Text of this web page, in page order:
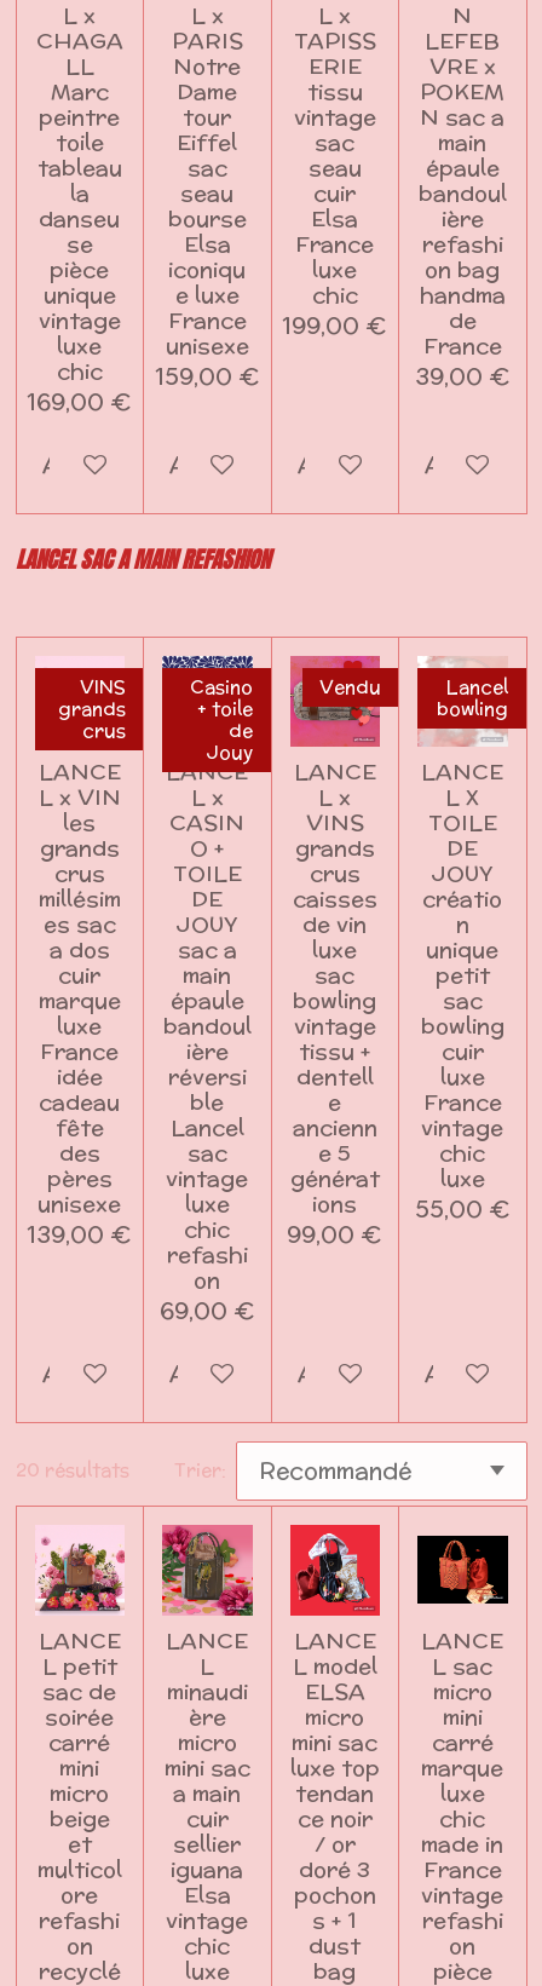
L x
CHAGA
LL
Marc
peintre
toile
tableau
la
danseu
se
pièce
unique
vintage
luxe
chic
169,00 €
Ajouter au panier
L x
PARIS
Notre
Dame
tour
Eiffel
sac
seau
bourse
Elsa
iconiqu
e luxe
France
unisexe
159,00 €
Ajouter au panier
L x
TAPISS
ERIE
tissu
vintage
sac
seau
cuir
Elsa
France
luxe
chic
199,00 €
Ajouter au panier
N
LEFEB
VRE x
POKEM
N sac a
main
épaule
bandoul
ière
refashi
on bag
handma
de
France
39,00 €
Ajouter
LANCEL SAC A MAIN REFASHION
VINS
grands
crus
LANCE
L x VIN
les
grands
crus
millésim
es sac
a dos
cuir
marque
luxe
France
idée
cadeau
fête
des
pères
unisexe
139,00 €
Ajouter au panier
Casino
+ toile
de
Jouy
LANCE
L x
CASIN
O +
TOILE
DE
JOUY
sac a
main
épaule
bandoul
ière
réversi
ble
Lancel
sac
vintage
luxe
chic
refashi
on
69,00 €
Ajouter au panier
Vendu
LANCE
L x
VINS
grands
crus
caisses
de vin
luxe
sac
bowling
vintage
tissu +
dentell
e
ancienn
e 5
générat
ions
99,00 €
Ajouter au panier
Lancel
bowling
LANCE
L X
TOILE
DE
JOUY
créatio
n
unique
petit
sac
bowling
cuir
luxe
France
vintage
chic
luxe
55,00 €
Ajouter
20 résultats Trier:
LANCE
L petit
sac de
soirée
carré
mini
micro
beige
et
multicol
ore
refashi
on
recyclé
LANCE
L
minaudi
ère
micro
mini sac
a main
cuir
sellier
iguana
Elsa
vintage
chic
luxe
LANCE
L model
ELSA
micro
mini sac
luxe top
tendan
ce noir
/ or
doré 3
pochon
s + 1
dust
bag
LANCE
L sac
micro
mini
carré
marque
luxe
chic
made in
France
vintage
refashi
on
pièce